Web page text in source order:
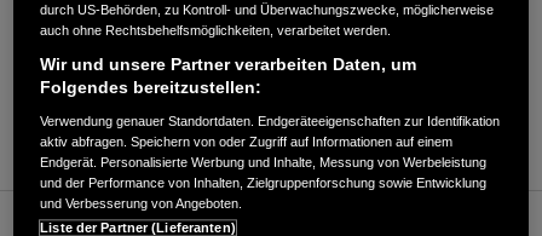
Motorrad/Roller (bis 125ccm)
033203/46330
E-Mail
durch US-Behörden, zu Kontroll- und Überwachungszwecke, möglicherweise
auch ohne Rechtsbehelfsmöglichkeiten, verarbeitet werden.
Wir und unsere Partner verarbeiten Daten, um
Folgendes bereitzustellen:
Verwendung genauer Standortdaten. Endgeräteeigenschaften zur Identifikation
aktiv abfragen. Speichern von oder Zugriff auf Informationen auf einem
Endgerät. Personalisierte Werbung und Inhalte, Messung von Werbeleistung
und der Performance von Inhalten, Zielgruppenforschung sowie Entwicklung
und Verbesserung von Angeboten.
Liste der Partner (Lieferanten)